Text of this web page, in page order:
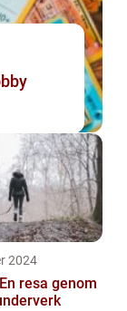
2024
resa genom